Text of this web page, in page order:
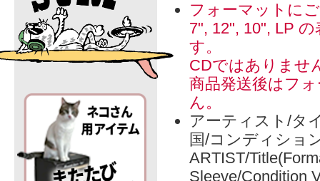
フォーマットに
7", 12", 10", LP
す。
CDではありませ
商品発送後はフ
ん。
アーティスト/タ
国/コンディショ
ARTIST/
Sleeve/Condition